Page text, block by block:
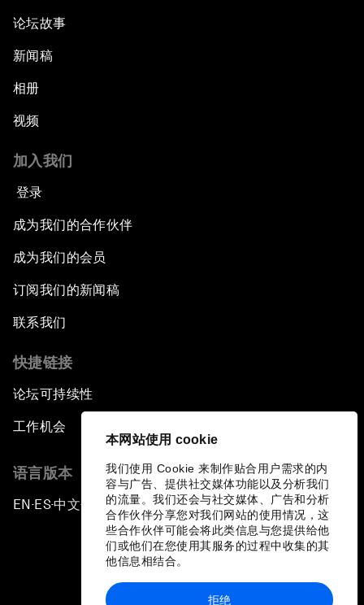
本网站使用 cookie
我们使用 Cookie 来制作贴合用户需求的内
容与广告、提供社交媒体功能以及分析我们
的流量。我们还会与社交媒体、广告和分析
合作伙伴分享您对我们网站的使用情况，这
些合作伙伴可能会将此类信息与您提供给他
们或他们在您使用其服务的过程中收集的其
他信息相结合。
拒绝
论坛故事
新闻稿
相册
视频
加入我们
登录
成为我们的合作伙伴
成为我们的会员
订阅我们的新闻稿
联系我们
快捷链接
论坛可持续性
工作机会
语言版本
EN ▪ ES▪中文▪ 日本語